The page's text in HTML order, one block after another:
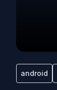
android